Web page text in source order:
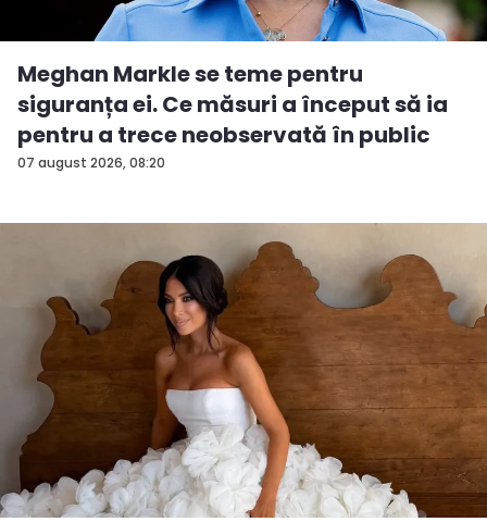
07 august 2026, 08:20
Meghan Markle se teme pentru
siguranța ei. Ce măsuri a început să ia
pentru a trece neobservată în public